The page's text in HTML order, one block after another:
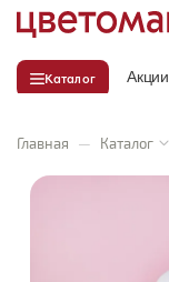
Каталог Акции
Главная — Каталог